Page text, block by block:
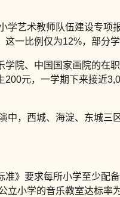
艺术教师队伍建设专
一比例仅为12%，部分
院、中国国家画院的
元，一学期下来接近
，西城、海淀、东城
》要求每所小学至少
立小学的音乐教室达标率